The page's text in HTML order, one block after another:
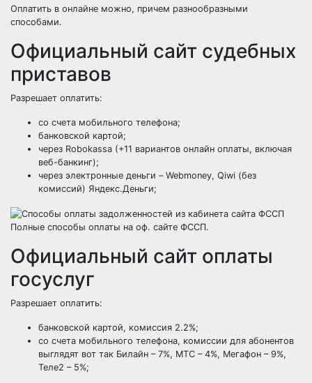
Оплатить в онлайне можно, причем разнообразными
способами.
Официальный сайт судебных
приставов
Разрешает оплатить:
со счета мобильного телефона;
банковской картой;
через Robokassa (+11 вариантов онлайн оплаты, включая
веб-банкинг);
через электронные деньги – Webmoney, Qiwi (без
комиссий) Яндекс.Деньги;
Полные способы оплаты на оф. сайте ФССП.
Официальный сайт оплаты
госуслуг
Разрешает оплатить:
банковской картой, комиссия 2.2%;
со счета мобильного телефона, комиссии для абонентов
выглядят вот так Билайн – 7%, МТС – 4%, Мегафон – 9%,
Теле2 – 5%;